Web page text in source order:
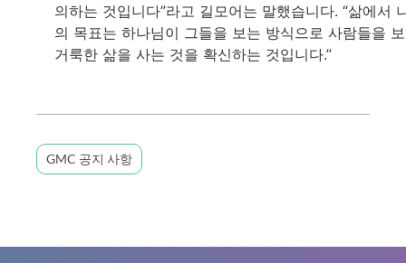
의하는 것입니다”라고 길모어는 말했습니다. “삶에서
의 목표는 하나님이 그들을 보는 방식으로 사람들을
거룩한 삶을 사는 것을 확신하는 것입니다.”
GMC 공지 사항